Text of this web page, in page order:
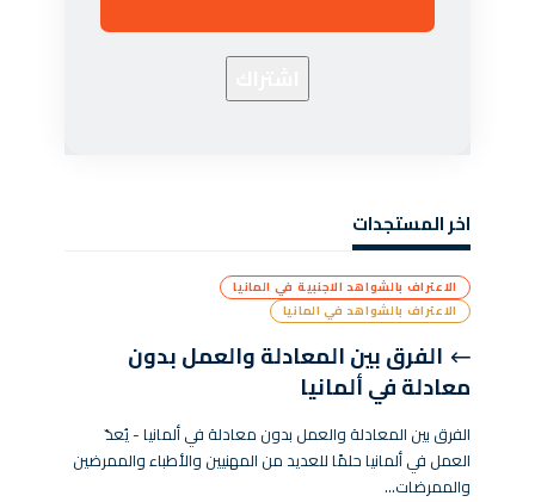
اخر المستجدات
الاعتراف بالشواهد الاجنبية في المانيا
الاعتراف بالشواهد في المانيا
الفرق بين المعادلة والعمل بدون
معادلة في ألمانيا
الفرق بين المعادلة والعمل بدون معادلة في ألمانيا - يُعدّ
العمل في ألمانيا حلمًا للعديد من المهنيين والأطباء والممرضين
والممرضات…